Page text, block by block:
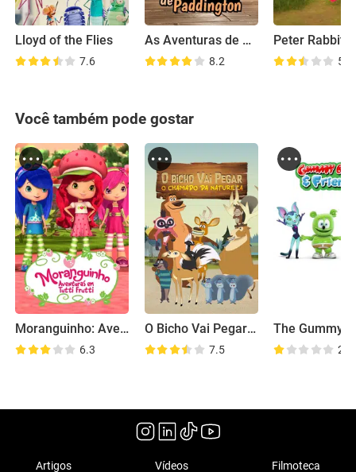
Lloyd of the Flies
7.6
As Aventuras de Paddington
8.2
Peter Rabbit
5.7
Você também pode gostar
Moranguinho: Aventuras em Tutti Frutti
6.3
O Bicho Vai Pegar: O Chamado da Natureza
7.5 2.4
Artigos Vídeos Filmoteca